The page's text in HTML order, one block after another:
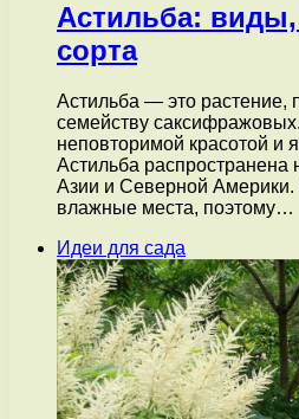
Астильба:
сорта
Астильба — это растение,
семейству
неповторимой красотой и
Астильба распространена
Азии и Северной Америки.
влажные места, поэтому…
Идеи для сада